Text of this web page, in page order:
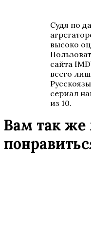
Судя по
высоко
сайта
всего
сериал
из 10.
Вам так